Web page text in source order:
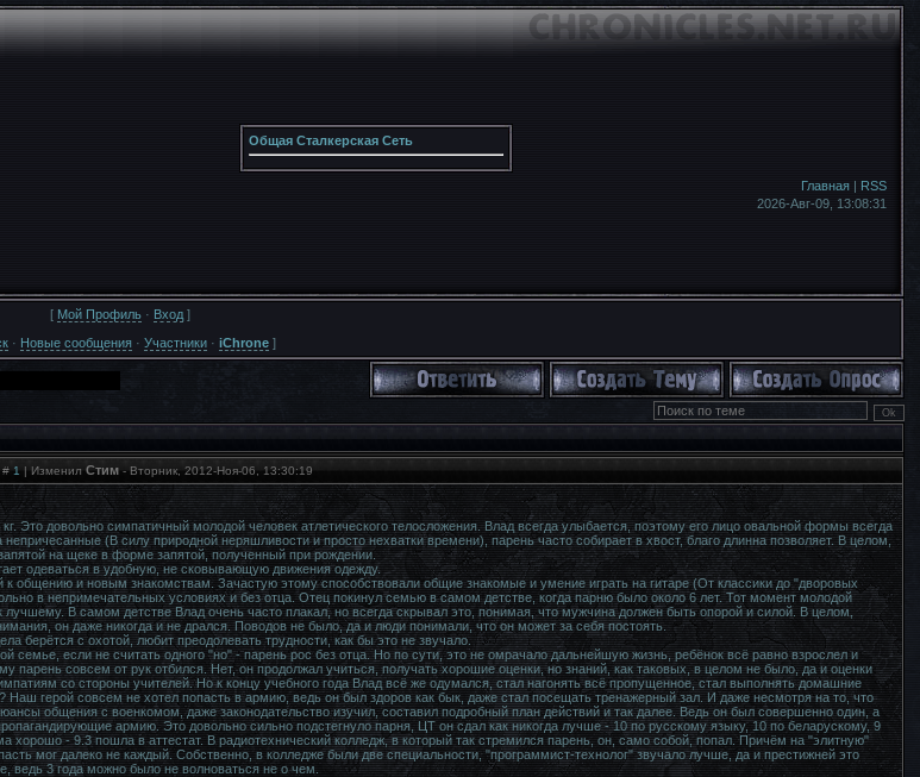
Общая Сталкерская Сеть
Главная| RSS
2026-Авг-09, 13:08:31
[ Мой Профиль · Вход ]
· Новые сообщения · Участники · iChrone ]
# 1 | Изменил Стим- Вторник, 2012-Ноя-06, 13:30:19
Это довольно симпатичный молодой человек атлетического телосложения. Влад всегда улыбается, поэтому его лицо овальной формы всегда
(В силу природной неряшливости и просто нехватки времени), парень часто собирает в хвост, благо длинна позволяет. В целом,
на щеке в форме запятой, полученный при рождении.
одеваться в удобную, не сковывающую движения одежду.
к общению и новым знакомствам. Зачастую этому способствовали общие знакомые и умение играть на гитаре (От классики до "дворовых
в непримечательных условиях и без отца. Отец покинул семью в самом детстве, когда парню было около 6 лет. Тот момент молодой
В самом детстве Влад очень часто плакал, но всегда скрывал это, понимая, что мужчина должен быть опорой и силой. В целом,
он даже никогда и не дрался. Поводов не было, да и люди понимали, что он может за себя постоять.
берётся с охотой, любит преодолевать трудности, как бы это не звучало.
семье, если не считать одного "но" - парень рос без отца. Но по сути, это не омрачало дальнейшую жизнь, ребёнок всё равно взрослел и
парень совсем от рук отбился. Нет, он продолжал учиться, получать хорошие оценки, но знаний, как таковых, в целом не было, да и оценки
со стороны учителей. Но к концу учебного года Влад всё же одумался, стал нагонять всё пропущенное, стал выполнять домашние
Наш герой совсем не хотел попасть в армию, ведь он был здоров как бык, даже стал посещать тренажерный зал. И даже несмотря на то, что
общения с военкомом, даже законодательство изучил, составил подробный план действий и так далее. Ведь он был совершенно один, а
армию. Это довольно сильно подстегнуло парня, ЦТ он сдал как никогда лучше - 10 по русскому языку, 10 по беларускому, 9
хорошо - 9.3 пошла в аттестат. В радиотехнический колледж, в который так стремился парень, он, само собой, попал. Причём на "элитную"
мог далеко не каждый. Собственно, в колледже были две специальности, "программист-технолог" звучало лучше, да и престижней это
ведь 3 года можно было не волноваться не о чем.